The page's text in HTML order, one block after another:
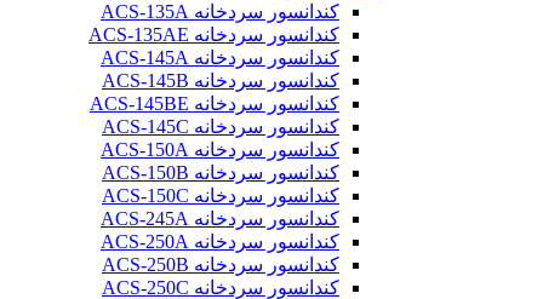
کندانسور سردخانه ACS-135A
کندانسور سردخانه ACS-135AE
کندانسور سردخانه ACS-145A
کندانسور سردخانه ACS-145B
کندانسور سردخانه ACS-145BE
کندانسور سردخانه ACS-145C
کندانسور سردخانه ACS-150A
کندانسور سردخانه ACS-150B
کندانسور سردخانه ACS-150C
کندانسور سردخانه ACS-245A
کندانسور سردخانه ACS-250A
کندانسور سردخانه ACS-250B
کندانسور سردخانه ACS-250C